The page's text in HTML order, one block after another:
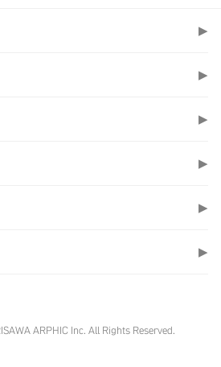
▶
▶
▶
▶
▶
▶
ARPHIC Inc. All Rights Reserved.